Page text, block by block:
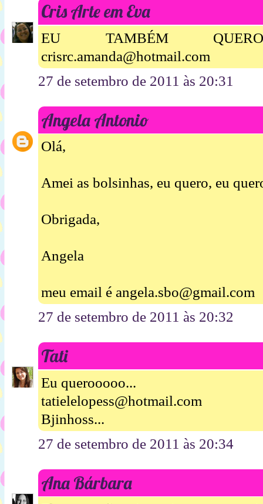
Cris Arte em Eva
EU TAMBÉM QUERO
crisrc.amanda@hotmail.com
27 de setembro de 2011 às 20:31
Angela Antonio
Olá,
Amei as bolsinhas, eu quero, eu
Obrigada,
Angela
meu email é angela.sbo@gmail.com
27 de setembro de 2011 às 20:32
Tati
Eu querooooo...
tatielelopess@hotmail.com
Bjinhoss...
27 de setembro de 2011 às 20:34
Ana Bárbara